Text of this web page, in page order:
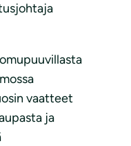
vaatteet
ja